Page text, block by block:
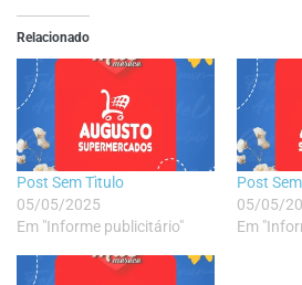
Relacionado
Post Sem Tìtulo
05/05/2025
Em "Informe publicitário"
Post
05/05/
Em